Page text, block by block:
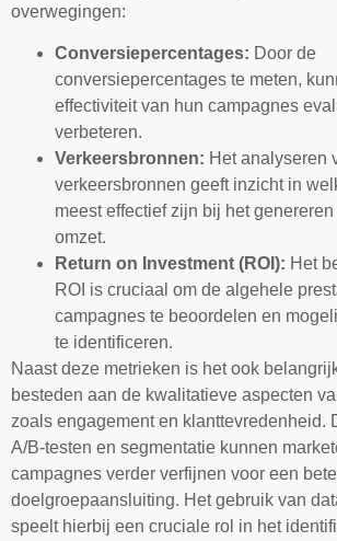
overwegingen:
Conversiepercentages: Door de
conversiepercentages te meten,
effectiviteit van hun campagnes
verbeteren.
Verkeersbronnen: Het analyseren
verkeersbronnen geeft inzicht in
meest effectief zijn bij het
omzet.
Return on Investment (ROI): Het
ROI is cruciaal om de algehele
campagnes te beoordelen en
te identificeren.
Naast deze metrieken is het ook
besteden aan de kwalitatieve aspecten
zoals engagement en klanttevredenheid.
A/B-testen en segmentatie kunnen
campagnes verder verfijnen voor een
doelgroepaansluiting. Het gebruik van
speelt hierbij een cruciale rol in het